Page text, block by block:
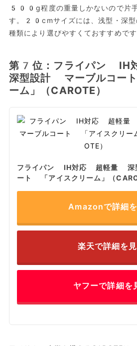
500g程度の重量しかないので片手
す。20cmサイズには、浅型・深
種類により選びやすくておすすめです
第7位：フライパン IH
深型設計 マーブルコー
ーム」（CAROTE）
フライパン IH対応 超軽量 深
ート 「アイスクリーム」（
Amazonで詳細
楽天で詳細を
ヤフーで詳細を